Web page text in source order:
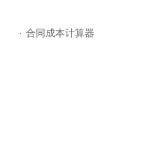
· 合同成本计算器